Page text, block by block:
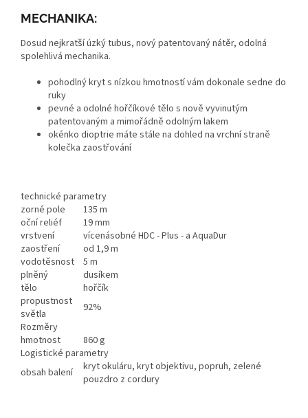
MECHANIKA:
Dosud nejkratší úzký tubus, nový patentovaný nátěr, odolná
spolehlivá mechanika.
pohodlný kryt s nízkou hmotností vám dokonale sedne do
ruky
pevné a odolné hořčíkové tělo s nově vyvinutým
patentovaným a mimořádně odolným lakem
okénko dioptrie máte stále na dohled na vrchní straně
kolečka zaostřování
technické parametry
zorné pole
135 m
oční reliéf
19 mm
vrstvení
vícenásobné HDC - Plus - a AquaDur
zaostření
od 1,9 m
vodotěsnost
5 m
plněný
dusíkem
tělo
hořčík
propustnost
světla
92%
Rozměry
hmotnost
860 g
Logistické parametry
obsah balení
kryt okuláru, kryt objektivu, popruh, zelené
pouzdro z cordury